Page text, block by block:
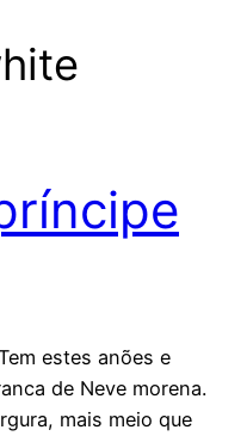
estes anões e
de Neve morena.
mais meio que